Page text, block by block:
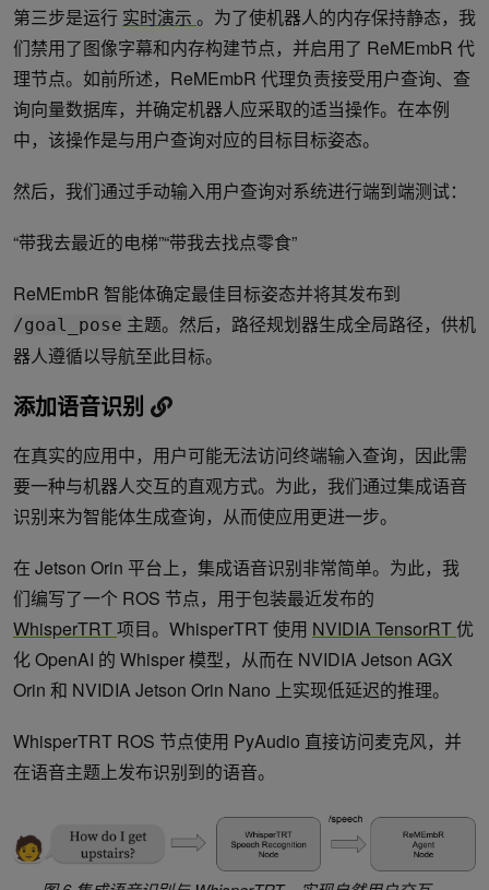
第三步是运行 实时演示 。为了使机器人的内存保持静态，我
们禁用了图像字幕和内存构建节点，并启用了 ReMEmbR 代
理节点。如前所述，ReMEmbR 代理负责接受用户查询、查
询向量数据库，并确定机器人应采取的适当操作。在本例
中，该操作是与用户查询对应的目标目标姿态。
然后，我们通过手动输入用户查询对系统进行端到端测试：
“带我去最近的电梯”“带我去找点零食”
ReMEmbR 智能体确定最佳目标姿态并将其发布到
/goal_pose 主题。然后，路径规划器生成全局路径，供机
器人遵循以导航至此目标。
添加语音识别
在真实的应用中，用户可能无法访问终端输入查询，因此需
要一种与机器人交互的直观方式。为此，我们通过集成语音
识别来为智能体生成查询，从而使应用更进一步。
在 Jetson Orin 平台上，集成语音识别非常简单。为此，我
们编写了一个 ROS 节点，用于包装最近发布的
WhisperTRT项目。WhisperTRT 使用 NVIDIA TensorRT优
化 OpenAI 的 Whisper 模型，从而在 NVIDIA Jetson AGX
Orin 和 NVIDIA Jetson Orin Nano 上实现低延迟的推理。
WhisperTRT ROS 节点使用 PyAudio 直接访问麦克风，并
在语音主题上发布识别到的语音。